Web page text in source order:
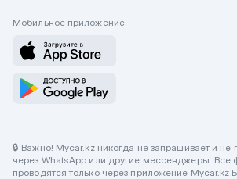
Мобильное приложение
🔒 Важно! Mycar.kz никогда не запрашивает и не
через WhatsApp или другие мессенджеры. Все
проводятся только через приложение Mycar.kz